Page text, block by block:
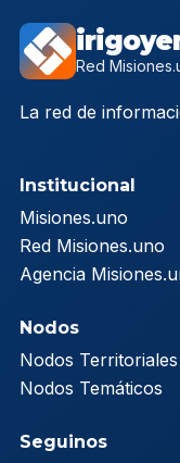
Red
La red de
Institucional
Misiones.uno
Red Misiones.uno
Agencia
Nodos
Nodos Territoriales
Nodos Temáticos
Seguinos